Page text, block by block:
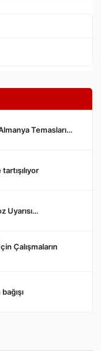
Temasları…
Uyarısı…
Çalışmaların